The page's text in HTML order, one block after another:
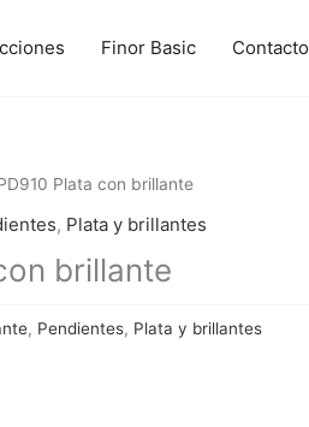
Finor Basic Contacto
Plata con brillante
, Plata y brillantes
brillante
, Pendientes, Plata y brillantes